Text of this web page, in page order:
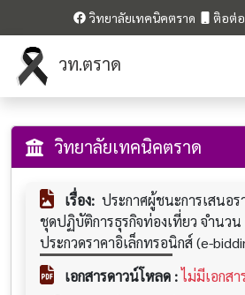
วิทยาลัยเทคนิคตราด ติอต่อ
วท.ตราด
วิทยาลัยเทคนิคตราด
เรื่อง: ประกาศผู้ชนะการเสนอ
ชุดปฏิบัติการธุรกิจท่องเที่ยว จำนวน
ประกวดราคาอิเล็กทรอนิกส์ (e-
เอกสารดาวน์โหลด : ไม่มีเอกสา